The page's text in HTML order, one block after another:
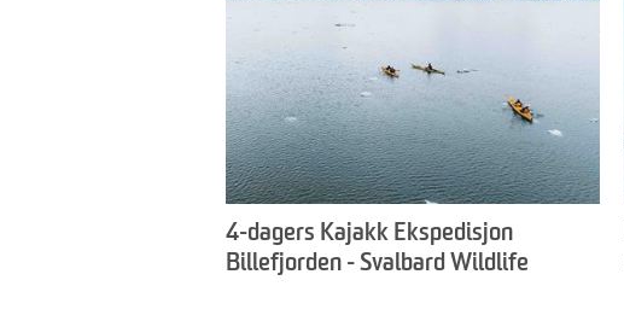
4-dagers Kajakk Ekspedisjon
Billefjorden - Svalbard Wildlife